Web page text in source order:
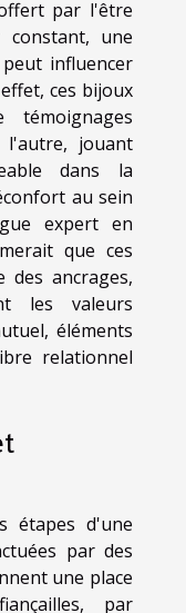
par l'être
une
influencer
ces bijoux
jouant
dans la
au sein
expert en
que ces
des ancrages,
les valeurs
éléments
relationnel
étapes d'une
par des
une place
par